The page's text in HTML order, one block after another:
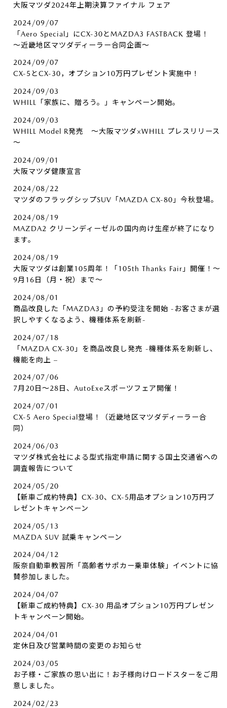
大阪マツダ2024年上期決算ファイナル フェア
2024/09/07
「Aero Special」にCX-30とMAZDA3 FASTBACK 登場！
～近畿地区マツダディーラー合同企画～
2024/09/07
CX-5とCX-30，オプション10万円プレゼント実施中！
2024/09/03
WHILL「家族に、贈ろう。」キャンペーン開始。
2024/09/03
WHILL Model R発売 ～大阪マツダ×WHILL プレスリリース
～
2024/09/01
大阪マツダ健康宣言
2024/08/22
マツダのフラッグシップSUV「MAZDA CX-80」今秋登場。
2024/08/19
MAZDA2 クリーンディーゼルの国内向け生産が終了になり
ます。
2024/08/19
大阪マツダは創業105周年！「105th Thanks Fair」開催！～
9月16日（月・祝）まで～
2024/08/01
商品改良した「MAZDA3」の予約受注を開始 -お客さまが選
択しやすくなるよう、機種体系を刷新-
2024/07/18
「MAZDA CX-30」を商品改良し発売 -機種体系を刷新し、
機能を向上 –
2024/07/06
7月20日～28日、AutoExeスポーツフェア開催！
2024/07/01
CX-5 Aero Special登場！（近畿地区マツダディーラー合
同）
2024/06/03
マツダ株式会社による型式指定申請に関する国土交通省への
調査報告について
2024/05/20
【新車ご成約特典】CX-30、CX-5用品オプション10万円プ
レゼントキャンペーン
2024/05/13
MAZDA SUV 試乗キャンペーン
2024/04/12
阪奈自動車教習所「高齢者サポカー乗車体験」イベントに協
賛参加しました。
2024/04/07
【新車ご成約特典】CX-30 用品オプション10万円プレゼン
トキャンペーン開始。
2024/04/01
定休日及び営業時間の変更のお知らせ
2024/03/05
お子様・ご家族の思い出に！お子様向けロードスターをご用
意しました。
2024/02/23